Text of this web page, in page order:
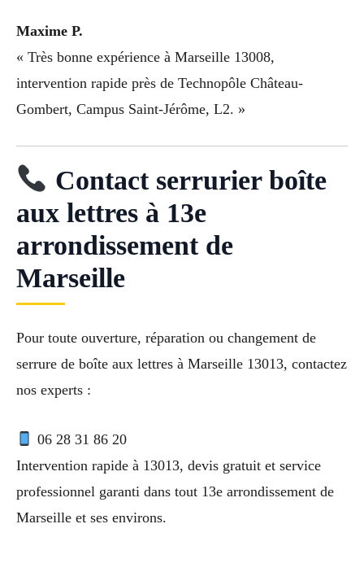
Maxime P.
« Très bonne expérience à Marseille 13008,
intervention rapide près de Technopôle Château-
Gombert, Campus Saint-Jérôme, L2. »
Contact serrurier boîte
aux lettres à 13e
arrondissement de
Marseille
Pour toute ouverture, réparation ou changement de
serrure de boîte aux lettres à Marseille 13013, contactez
nos experts :
06 28 31 86 20
Intervention rapide à 13013, devis gratuit et service
professionnel garanti dans tout 13e arrondissement de
Marseille et ses environs.